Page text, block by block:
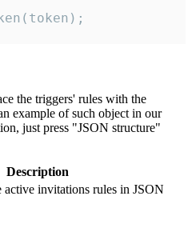
the triggers' rules with the
example of such object in our
just press "JSON structure"
Description
invitations rules in JSON